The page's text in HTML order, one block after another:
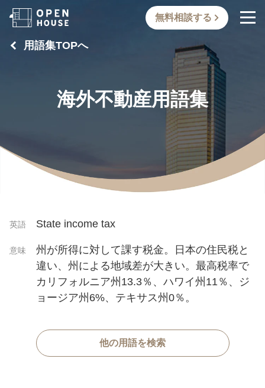
無料相談する
用語集TOPへ
海外不動産用語集
英語 State income tax
意味
州が所得に対して課す税金。日本の住民税と
違い、州による地域差が大きい。最高税率で
カリフォルニア州13.3％、ハワイ州11％、ジ
ョージア州6%、テキサス州0％。
他の用語を検索